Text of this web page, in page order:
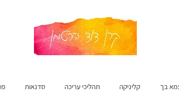
בך קליניקה תהליכי עריכה סדנאות